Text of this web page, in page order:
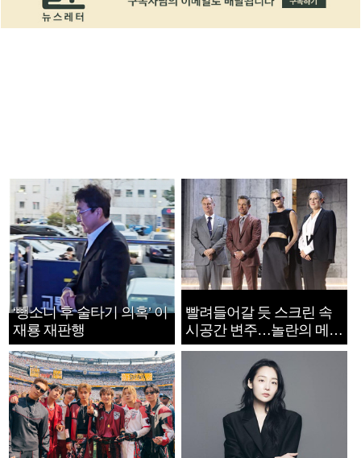
‘뺑소니 후 술타기 의혹’ 이
재룡 재판행
빨려들어갈 듯 스크린 속
시공간 변주…놀란의 메시
지는 ‘전쟁 속죄’